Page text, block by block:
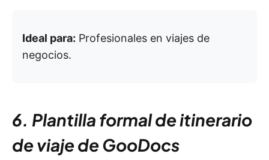
Ideal para: Profesionales en viajes de
negocios.
6. Plantilla formal de itinerario
de viaje de GooDocs